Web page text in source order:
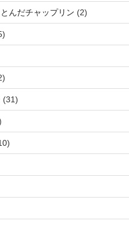
んだチャップリン (2)
(31)